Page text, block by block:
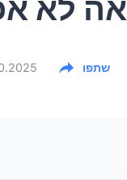
לא
שתפו